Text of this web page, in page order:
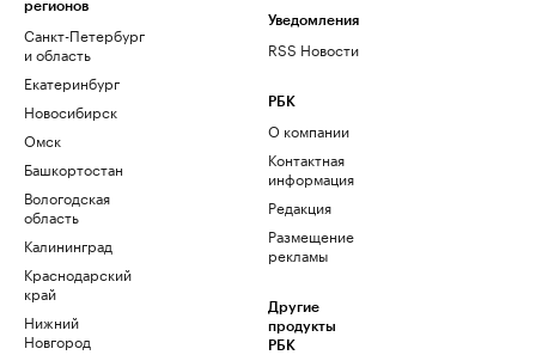
регионов
Санкт-Петербург
и область
Екатеринбург
Новосибирск
Омск
Башкортостан
Вологодская
область
Калининград
Краснодарский
край
Нижний
Новгород
Уведомления
RSS Новости
РБК
О компании
Контактная
информация
Редакция
Размещение
рекламы
Другие
продукты
РБК